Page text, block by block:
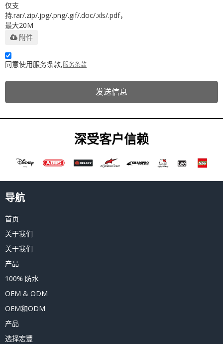
仅支
持.rar/.zip/.jpg/.png/.gif/.doc/.xls/.pdf，
最大20M
附件
同意使用服务条款,服务条款
发送信息
深受客户信赖
导航
首页
关于我们
关于我们
产品
100% 防水
OEM & ODM
OEM和ODM
产品
选择宏豐